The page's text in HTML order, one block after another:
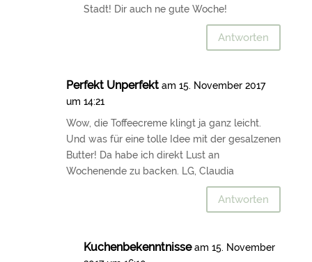
Stadt! Dir auch ne gute Woche!
Antworten
Perfekt Unperfekt am 15. November 2017
um 14:21
Wow, die Toffeecreme klingt ja ganz leicht.
Und was für eine tolle Idee mit der gesalzenen
Butter! Da habe ich direkt Lust an
Wochenende zu backen. LG, Claudia
Antworten
Kuchenbekenntnisse am 15. November